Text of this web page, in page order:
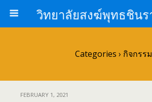
Categories › กิจกรรม
FEBRUARY 1, 2021